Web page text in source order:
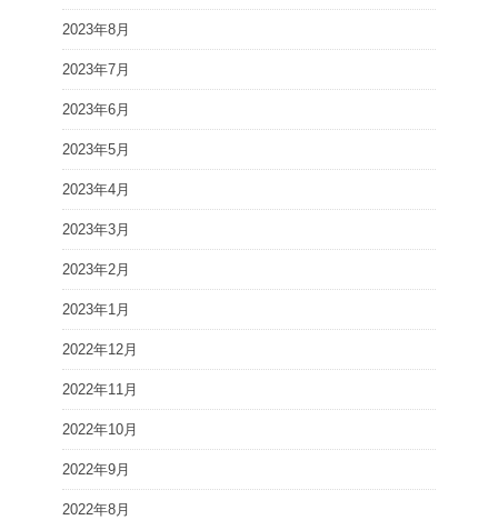
2023年8月
2023年7月
2023年6月
2023年5月
2023年4月
2023年3月
2023年2月
2023年1月
2022年12月
2022年11月
2022年10月
2022年9月
2022年8月